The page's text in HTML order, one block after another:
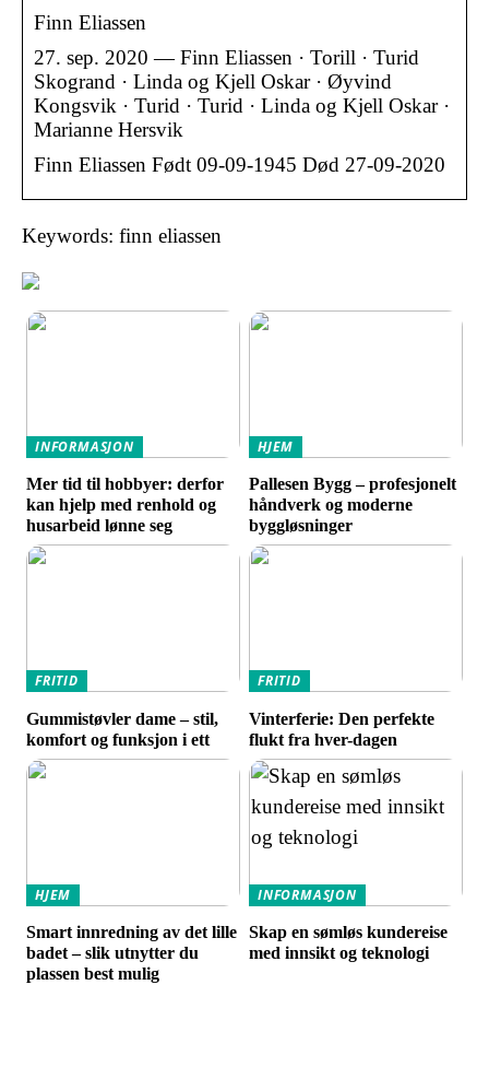
Finn Eliassen
27. sep. 2020 — Finn Eliassen · Torill · Turid
Skogrand · Linda og Kjell Oskar · Øyvind
Kongsvik · Turid · Turid · Linda og Kjell Oskar ·
Marianne Hersvik
Finn Eliassen Født 09-09-1945 Død 27-09-2020
Keywords: finn eliassen
INFORMASJON
Mer tid til hobbyer: derfor
kan hjelp med renhold og
husarbeid lønne seg
HJEM
Pallesen Bygg – profesjonelt
håndverk og moderne
byggløsninger
FRITID
Gummistøvler dame – stil,
komfort og funksjon i ett
FRITID
Vinterferie: Den perfekte
flukt fra hver-dagen
HJEM
Smart innredning av det lille
badet – slik utnytter du
plassen best mulig
INFORMASJON
Skap en sømløs kundereise
med innsikt og teknologi